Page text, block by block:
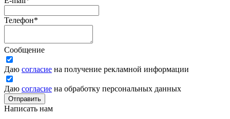
Телефон*
Сообщение
Даю согласие на получение рекламной информации
Даю согласие на обработку персональных данных
Отправить
Написать нам